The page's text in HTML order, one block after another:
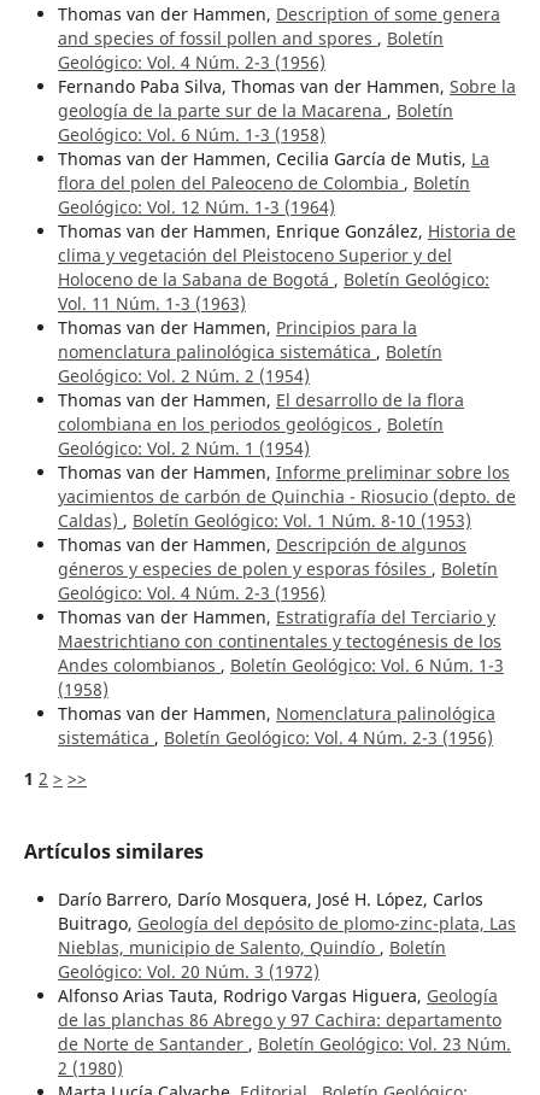
Thomas van der Hammen, Description of some genera
and species of fossil pollen and spores , Boletín
Geológico: Vol. 4 Núm. 2-3 (1956)
Fernando Paba Silva, Thomas van der Hammen, Sobre la
geología de la parte sur de la Macarena , Boletín
Geológico: Vol. 6 Núm. 1-3 (1958)
Thomas van der Hammen, Cecilia García de Mutis, La
flora del polen del Paleoceno de Colombia , Boletín
Geológico: Vol. 12 Núm. 1-3 (1964)
Thomas van der Hammen, Enrique González, Historia de
clima y vegetación del Pleistoceno Superior y del
Holoceno de la Sabana de Bogotá , Boletín Geológico:
Vol. 11 Núm. 1-3 (1963)
Thomas van der Hammen, Principios para la
nomenclatura palinológica sistemática , Boletín
Geológico: Vol. 2 Núm. 2 (1954)
Thomas van der Hammen, El desarrollo de la flora
colombiana en los periodos geológicos , Boletín
Geológico: Vol. 2 Núm. 1 (1954)
Thomas van der Hammen, Informe preliminar sobre los
yacimientos de carbón de Quinchia - Riosucio (depto. de
Caldas) , Boletín Geológico: Vol. 1 Núm. 8-10 (1953)
Thomas van der Hammen, Descripción de algunos
géneros y especies de polen y esporas fósiles , Boletín
Geológico: Vol. 4 Núm. 2-3 (1956)
Thomas van der Hammen, Estratigrafía del Terciario y
Maestrichtiano con continentales y tectogénesis de los
Andes colombianos , Boletín Geológico: Vol. 6 Núm. 1-3
(1958)
Thomas van der Hammen, Nomenclatura palinológica
sistemática , Boletín Geológico: Vol. 4 Núm. 2-3 (1956)
1 2 > >>
Artículos similares
Darío Barrero, Darío Mosquera, José H. López, Carlos
Buitrago, Geología del depósito de plomo-zinc-plata, Las
Nieblas, municipio de Salento, Quindío , Boletín
Geológico: Vol. 20 Núm. 3 (1972)
Alfonso Arias Tauta, Rodrigo Vargas Higuera, Geología
de las planchas 86 Abrego y 97 Cachira: departamento
de Norte de Santander , Boletín Geológico: Vol. 23 Núm.
2 (1980)